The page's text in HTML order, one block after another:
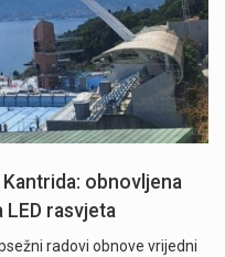
obnovljena
LED rasvjeta
radovi obnove vrijedni